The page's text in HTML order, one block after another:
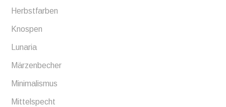
Herbstfarben
Knospen
Lunaria
Märzenbecher
Minimalismus
Mittelspecht